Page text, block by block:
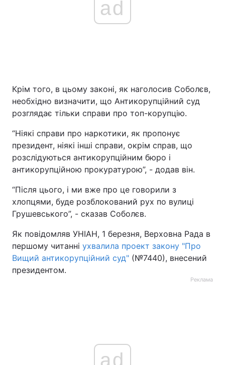
ad
Крім того, в цьому законі, як наголосив Соболєв,
необхідно визначити, що Антикорупційний суд
розглядає тільки справи про топ-корупцію.
“Ніякі справи про наркотики, як пропонує
президент, ніякі інші справи, окрім справ, що
розслідуються антикорупційним бюро і
антикорупційною прокуратурою”, - додав він.
“Після цього, і ми вже про це говорили з
хлопцями, буде розблокований рух по вулиці
Грушевського”, - сказав Соболєв.
Як повідомляв УНІАН, 1 березня, Верховна Рада в
першому читанні ухвалила проект закону "Про
Вищий антикорупційний суд" (№7440), внесений
президентом.
Реклама
ad